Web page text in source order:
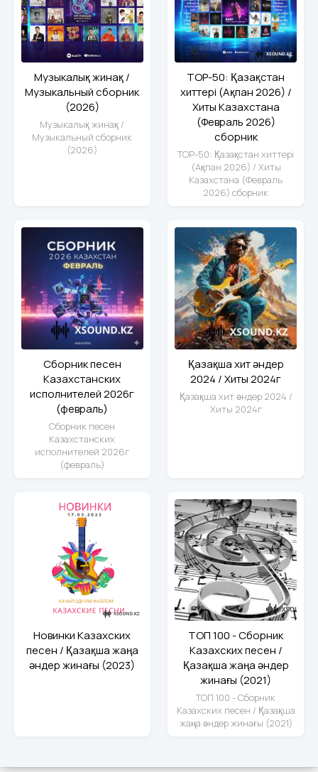
Музыкалық жинақ /
Музыкальный сборник
(2026)
Музыкалық жинақ /
Музыкальный сборник
(2026)
TOP-50: Қазақстан
хиттері (Ақпан 2026) /
Хиты Казахстана
(Февраль 2026)
сборник
TOP-50: Қазақстан хиттері
(Ақпан 2026) / Хиты
Казахстана (Февраль
2026) сборник
Сборник песен
Казахстанских
исполнителей 2026г
(февраль)
Сборник песен
Казахстанских
исполнителей 2026г
(февраль)
Қазақша хит әндер
2024 / Хиты 2024г
Қазақша хит әндер 2024 /
Хиты 2024г
Новинки Казахских
песен / Қазақша жаңа
әндер жинағы (2023)
ТОП 100 - Сборник
Казахских песен /
Қазақша жаңа әндер
жинағы (2021)
ТОП 100 - Сборник
Казахских песен / Қазақша
жаңа әндер жинағы (2021)